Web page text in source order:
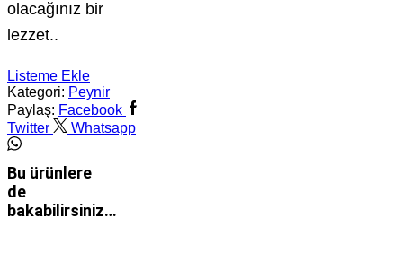
olacağınız bir
lezzet..
Listeme Ekle
Kategori: Peynir
Paylaş: Facebook
Twitter
Whatsapp
Bu ürünlere
de
bakabilirsiniz…